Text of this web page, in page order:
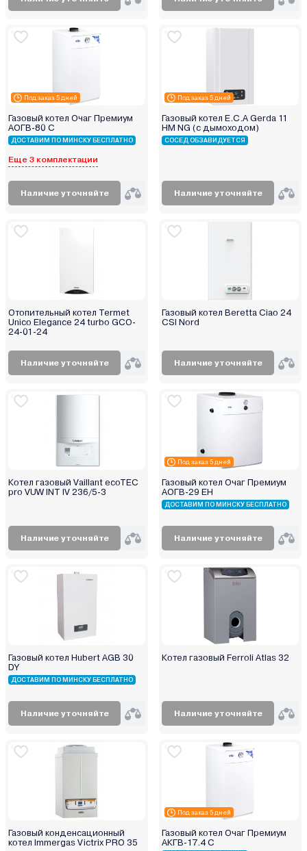
Под заказ 5 дней
Газовый котел Очаг Премиум
АОГВ-80 C
ДОСТАВИМ ПО МИНСКУ БЕСПЛАТНО
Еще 3 комплектации
Наличие уточняйте
Под заказ 5 дней
Газовый котел E.C.A Gerda 11
HM NG (с дымоходом)
СОСЕД ОБЗАВИДУЕТСЯ
Наличие уточняйте
Отопительный котел Termet
Unico Elegance 24 turbo GCO-
24-01-24
Наличие уточняйте
Газовый котел Beretta Ciao 24
CSI Nord
Наличие уточняйте
Котел газовый Vaillant ecoTEC
pro VUW INT IV 236/5-3
Наличие уточняйте
Под заказ 5 дней
Газовый котел Очаг Премиум
АОГВ-29 ЕH
ДОСТАВИМ ПО МИНСКУ БЕСПЛАТНО
Наличие уточняйте
Газовый котел Hubert AGB 30
DY
ДОСТАВИМ ПО МИНСКУ БЕСПЛАТНО
Наличие уточняйте
Котел газовый Ferroli Atlas 32
Наличие уточняйте
Газовый конденсационный
котел Immergas Victrix PRO 35
Под заказ 5 дней
Газовый котел Очаг Премиум
АКГВ-17.4 С